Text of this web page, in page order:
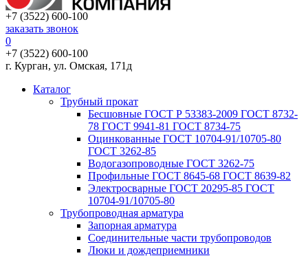
+7 (3522) 600-100
заказать звонок
0
+7 (3522) 600-100
г. Курган, ул. Омская, 171д
Каталог
Трубный прокат
Беcшовные ГОСТ Р 53383-2009 ГОСТ 8732-
78 ГОСТ 9941-81 ГОСТ 8734-75
Оцинкованные ГОСТ 10704-91/10705-80
ГОСТ 3262-85
Водогазопроводные ГОСТ 3262-75
Профильные ГОСТ 8645-68 ГОСТ 8639-82
Электросварные ГОСТ 20295-85 ГОСТ
10704-91/10705-80
Трубопроводная арматура
Запорная арматура
Соединительные части трубопроводов
Люки и дождеприемники